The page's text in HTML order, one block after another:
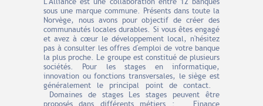
sous une marque commune. Présents dans toute la
Norvège, nous avons pour objectif de créer des
communautés locales durables. Si vous êtes engagé
et avez à cœur le développement local, n'hésitez
pas à consulter les offres d'emploi de votre banque
la plus proche. Le groupe est constitué de plusieurs
sociétés. Pour les stages en informatique,
innovation ou fonctions transversales, le siège est
généralement le principal point de contact.
Domaines de stages Les stages peuvent être